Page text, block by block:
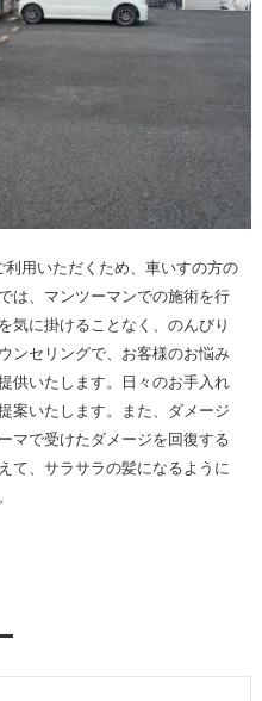
用いただくため、車いすの方の
は、マンツーマンでの施術を行
気に掛けることなく、のんびり
ンセリングで、お客様のお悩み
供いたします。日々のお手入れ
案いたします。また、ダメージ
マで受けたダメージを回復する
て、サラサラの髪になるように